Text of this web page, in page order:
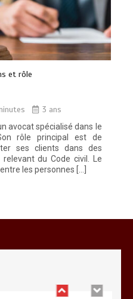
et rôle
3 ans
avocat spécialisé dans le
rôle principal est de
ses clients dans des
du Code civil. Le
les personnes […]
les entreprises de
Arcachon les mieux
quotidien : découvrez notre